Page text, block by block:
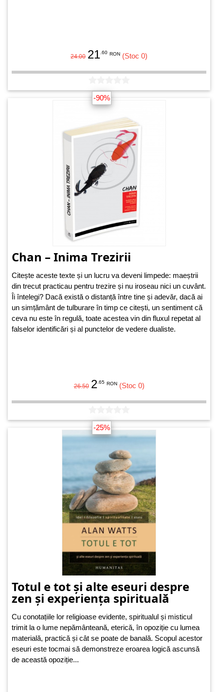
24.00 21 .60 RON (Stoc 0)
-90%
Chan – Inima Trezirii
Citește aceste texte și un lucru va deveni limpede: maeștrii
din trecut practicau pentru trezire și nu iroseau nici un cuvânt.
Îi întelegi? Dacă există o distanță între tine și adevăr, dacă ai
un simțământ de tulburare în timp ce citești, un sentiment că
ceva nu este în regulă, toate acestea vin din fluxul repetat al
falselor identificări și al punctelor de vedere dualiste.
26.50 2 .65 RON (Stoc 0)
-25%
Totul e tot și alte eseuri despre
zen și experiența spirituală
Cu conotațiile lor religioase evidente, spiritualul și misticul
trimit la o lume nepământeană, eterică, în opoziție cu lumea
materială, practică și cât se poate de banală. Scopul acestor
eseuri este tocmai să demonstreze eroarea logică ascunsă
de această opoziție...